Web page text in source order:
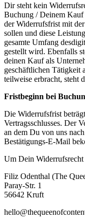
Dir steht kein
Buchung / Deinem Kauf
der Widerrufsfrist mit
sollen und diese
gesamte Umfang
gestellt wird. Ebenfalls
deinen Kauf als
geschäftlichen Tätigkeit
teilweise erbracht, steht
Fristbeginn bei
Die Widerrufsfrist
Vertragsschlusses. Der
an dem Du von uns
Bestätigungs-E-Mail
Um Dein Widerrufsrecht
Filiz Odenthal (The
Paray-Str. 1
56642 Kruft